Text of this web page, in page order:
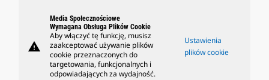
warning
Media Społecznościowe
Wymagana Obsługa Plików Cookie
Aby włączyć tę funkcję, musisz
zaakceptować używanie plików
cookie przeznaczonych do
targetowania, funkcjonalnych i
odpowiadających za wydajność.
Ustawienia
plików cookie